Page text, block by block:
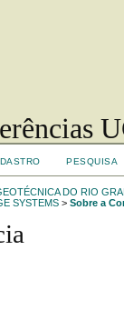
PESQUISA
DO RIO
SYSTEMS > Sobre a